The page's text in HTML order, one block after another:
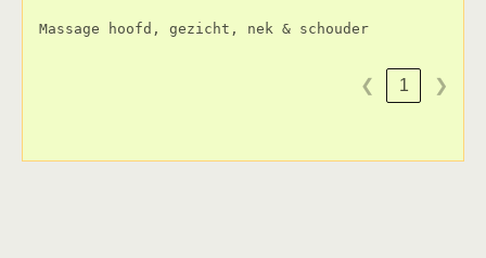
Massage hoofd, gezicht, nek & schouder
❮ 1 ❯